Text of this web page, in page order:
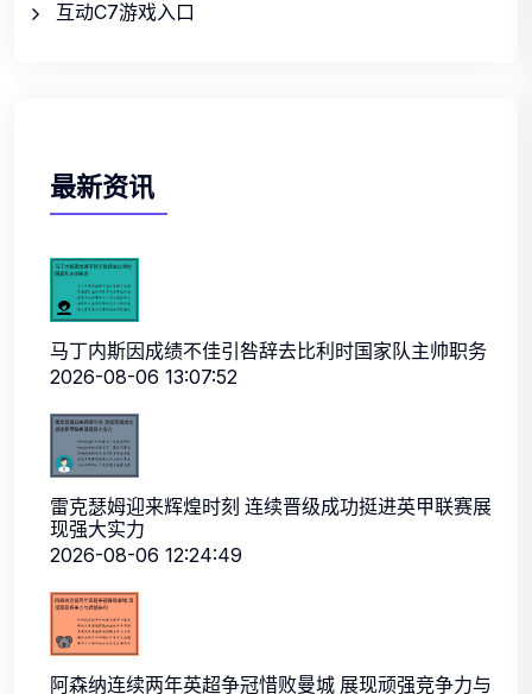
互动C7游戏入口
最新资讯
马丁内斯因成绩不佳引咎辞去比利时国家队主帅职务
2026-08-06 13:07:52
雷克瑟姆迎来辉煌时刻 连续晋级成功挺进英甲联赛展
现强大实力
2026-08-06 12:24:49
阿森纳连续两年英超争冠惜败曼城 展现顽强竞争力与